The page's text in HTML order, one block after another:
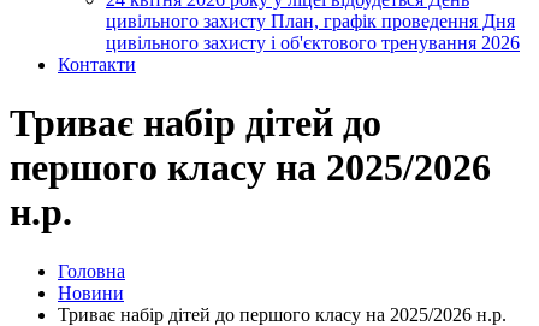
цивільного захисту План, графік проведення Дня
цивільного захисту і об'єктового тренування 2026
Контакти
Триває набір дітей до
першого класу на 2025/2026
н.р.
Головна
Новини
Триває набір дітей до першого класу на 2025/2026 н.р.